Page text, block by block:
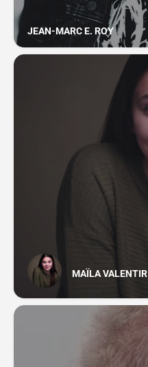
JEAN-MARC E. ROY
MAÏLA VALENTIR